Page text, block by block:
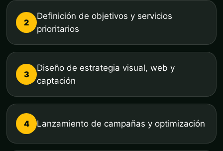
2
Definición de objetivos y servicios
prioritarios
3
Diseño de estrategia visual, web y
captación
4 Lanzamiento de campañas y optimización